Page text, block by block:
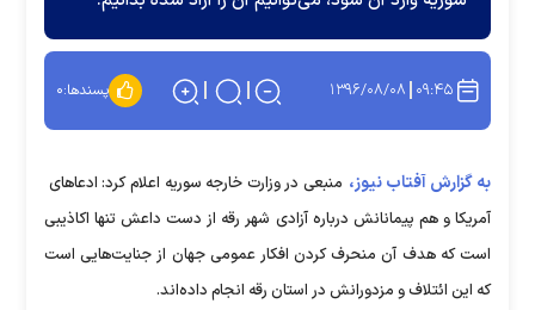
۰۹:۴۵ ۱۳۹۶/۰۸/۰۸ پسندها:۰
به گزارش آفتاب نیوز، منبعی در وزارت خارجه سوریه اعلام کرد: ادعاهای
آمریکا و هم پیمانانش درباره آزادی شهر رقه از دست داعش تنها اکاذیبی
است که هدف آن منحرف کردن افکار عمومی جهان از جنایت‌هایی است
که این ائتلاف و مزدورانش در استان رقه انجام داده‌اند.